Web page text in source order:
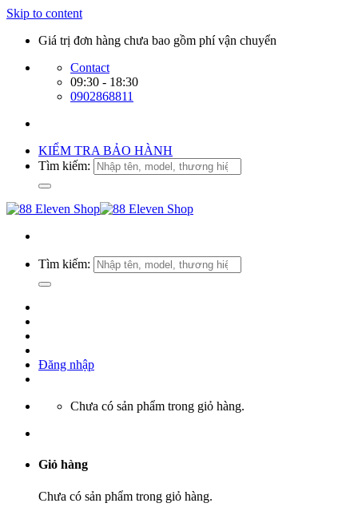
Skip to content
Giá trị đơn hàng chưa bao gồm phí vận chuyển
Contact
09:30 - 18:30
0902868811
KIỂM TRA BẢO HÀNH
Tìm kiếm:
Tìm kiếm:
Đăng nhập
Chưa có sản phẩm trong giỏ hàng.
Giỏ hàng
Chưa có sản phẩm trong giỏ hàng.